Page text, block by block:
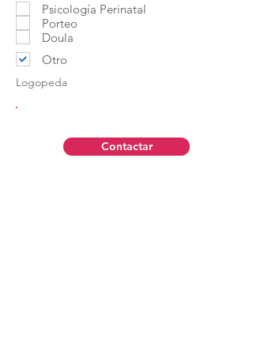
Psicología Perinatal
Porteo
Doula
Otro
Logopeda
Contactar